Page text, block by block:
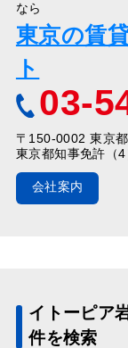
なら
東京の賃
ト
03-
〒150-0002 東京
東京都知事免許（
会社案内
イトーピア
件を検索